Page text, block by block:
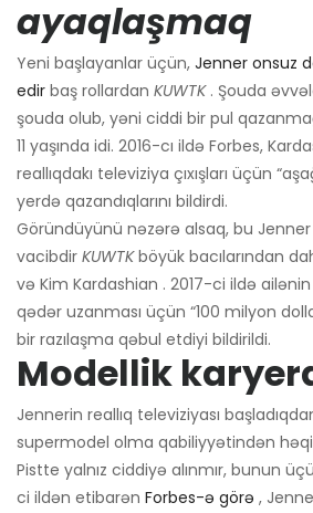
ayaqlaşmaq
Yeni başlayanlar üçün, Jenner onsuz
edir baş rollardan KUWTK. Şouda
şouda olub, yəni ciddi bir pul
11 yaşında idi. 2016-cı ildə Forbes,
reallıqdakı televiziya çıxışları üçün
yerdə qazandıqlarını bildirdi.
Göründüyünü nəzərə alsaq, bu
vacibdir KUWTKböyük bacılarından
və Kim Kardashian . 2017-ci ildə
qədər uzanması üçün “100 milyon
bir razılaşma qəbul etdiyi bildirildi.
Modellik
Jennerin reallıq televiziyası
supermodel olma qabiliyyətindən
Pistte yalnız ciddiyə alınmır, bunun
ci ildən etibarən Forbes-ə görə ,